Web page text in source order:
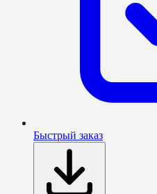
Быстрый заказ